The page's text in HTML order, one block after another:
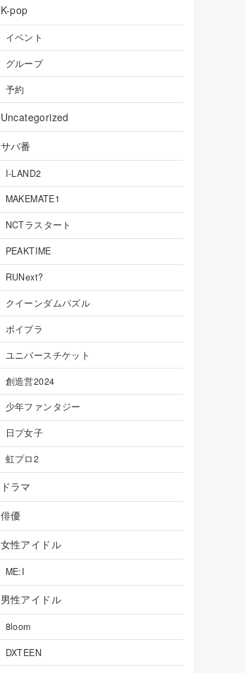
K-pop
イベント
グループ
予約
Uncategorized
サバ番
I-LAND2
MAKEMATE1
NCTラスタート
PEAKTIME
RUNext?
クイーンダムパズル
ボイプラ
ユニバースチケット
創造営2024
少年ファンタジー
日プ女子
虹プロ2
ドラマ
俳優
女性アイドル
ME:I
男性アイドル
8loom
DXTEEN